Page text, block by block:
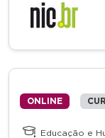
ONLINE
Educação e